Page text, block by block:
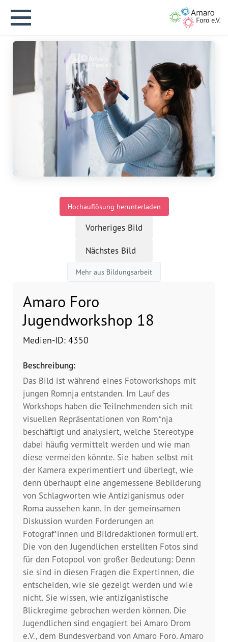
English version
Standorte
Dachorganisationen
Anlaufstelle Nevo Foro (Neue
Stadt)
Bildungsangebote für
Leistungsbehörden und
Sozialberatungsstellen
Dokumentationsstelle
Antiziganismus – DOSTA
Internationale Jugendarbeit
Abgeschlossene Projekte
Materialien
Wissenswertes
Publikationen
Mediathek
Hochauflösung herunterladen
Vorheriges Bild
Nächstes Bild
Mehr aus Bildungsarbeit
Amaro Foro
Jugendworkshop 18
Medien-ID: 4350
Beschreibung:
Das Bild ist während eines Fotoworkshops mit
jungen Romnja entstanden. Im Lauf des
Workshops haben die Teilnehmenden sich mit
visuellen Repräsentationen von Rom*nja
beschäftigt und analysiert, welche Stereotype
dabei häufig vermittelt werden und wie man
diese vermeiden könnte. Sie haben selbst mit
der Kamera experimentiert und überlegt, wie
denn überhaupt eine angemessene Bebilderung
von Schlagworten wie Antiziganismus oder
Roma aussehen kann. In der gemeinsamen
Diskussion wurden Forderungen an
Fotograf*innen und Bildredaktionen formuliert.
Die von den Jugendlichen erstellten Fotos sind
für den Fotopool von großer Bedeutung: Denn
sie sind in diesen Fragen die Expertinnen, die
entscheiden, wie sie gezeigt werden und wie
nicht. Sie wissen, wie antiziganistische
Blickregime gebrochen werden können. Die
Jugendlichen sind engagiert bei Amaro Drom
e.V., dem Bundesverband von Amaro Foro. Amaro